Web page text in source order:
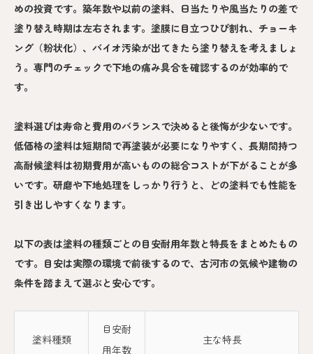
めの投資です。築年数や以前の塗料、日当たりや風当たりの差で
塗り替え時期は左右されます。塗膜に目立つひび割れ、チョーキ
ング（粉状化）、バイオ汚染が出てきたら塗り替えを考えましょ
う。専門のチェックで下地の痛み具合を確認するのが効率的で
す。
塗料選びは寿命と費用のバランスで決めると後悔が少ないです。
低価格の塗料は短期間で再塗装が必要になりやすく、長期間持つ
高耐候塗料は初期費用が高いものの総合コストが下がることが多
いです。研磨や下地処理をしっかり行うと、どの塗料でも性能を
引き出しやすくなります。
以下の表は塗料の種類ごとの目安耐用年数と特長をまとめたもの
です。目安は実際の環境で前後するので、古河市の気候や建物の
条件を踏まえて選ぶと安心です。
塗料種類
目安耐
用年数
主な特長